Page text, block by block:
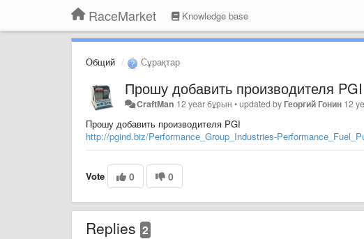
RaceMarket Knowledge base
Общий Сұрақтар
Прошу добавить производителя PGI
CraftMan 12 year бұрын •updated byГеоргий Гонин 12
Прошу добавить производителя PGI
http://pgind.biz/Performance_Group_Industries-
Vote 0 0
Replies 2